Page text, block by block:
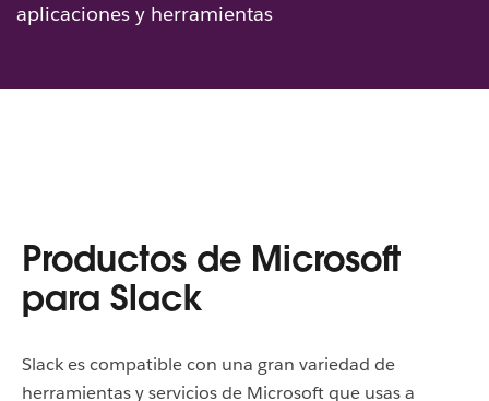
aplicaciones y herramientas
Productos de Microsoft
para Slack
Slack es compatible con una gran variedad de
herramientas y servicios de Microsoft que usas a